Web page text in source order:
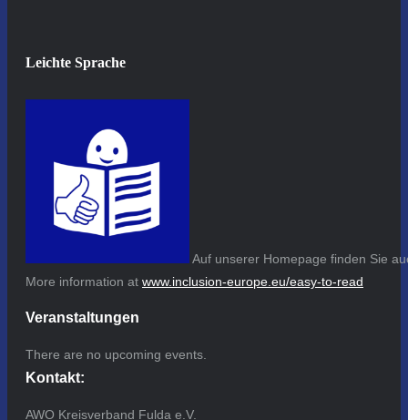
Leichte Sprache
Auf unserer Homepage finden Sie
More information at www.inclusion-europe.eu/easy-to-read
Veranstaltungen
There are no upcoming events.
Kontakt:
AWO Kreisverband Fulda e.V.